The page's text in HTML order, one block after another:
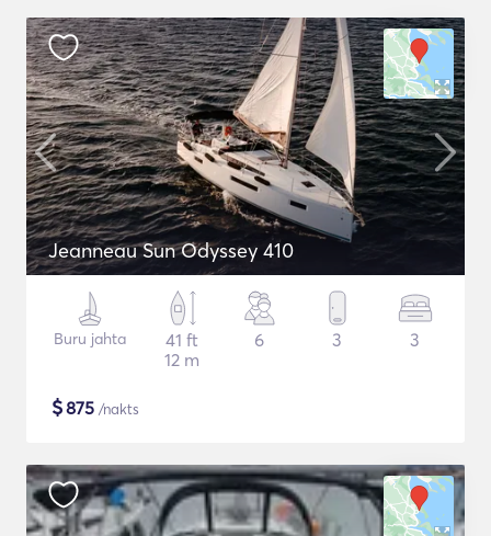
Jeanneau Sun Odyssey 410
Buru jahta
41 ft
12 m
6 3 3
$875 /nakts